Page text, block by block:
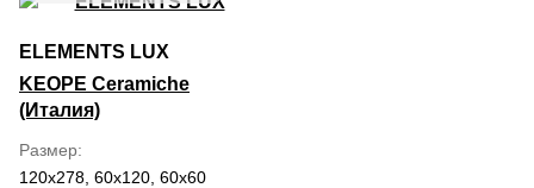
ELEMENTS LUX
KEOPE Ceramiche
(Италия)
Размер
120x278, 60x120, 60x60